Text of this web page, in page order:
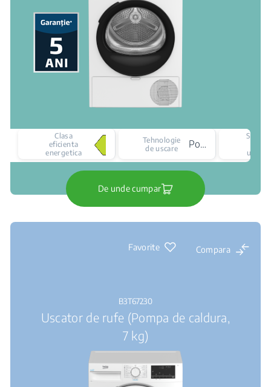
Clasa
eficienta
energetica
Tehnologie
de uscare
Pompa de caldura
Senzor
uscare
De unde cumpar
Favorite Compara
B3T67230
Uscator de rufe (Pompa de caldura,
7 kg)